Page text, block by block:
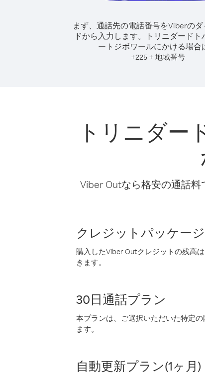
まず、通話先の電話番号をViberのダ
ドから入力します。
トリニダードト
ートジボワールにかける場合
+225+ 地域番号
トリニダー
Viber Outなら格安の通話
クレジットパッケージ
購入したViber Outクレジットの残高
きます。
30日通話プラン
本プランは、ご選択いただいた特定
ます。
自動更新プラン(1ヶ月)